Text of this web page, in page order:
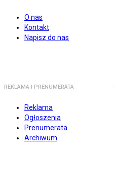
O nas
Kontakt
Napisz do nas
REKLAMA I PRENUMERATA
Reklama
Ogłoszenia
Prenumerata
Archiwum